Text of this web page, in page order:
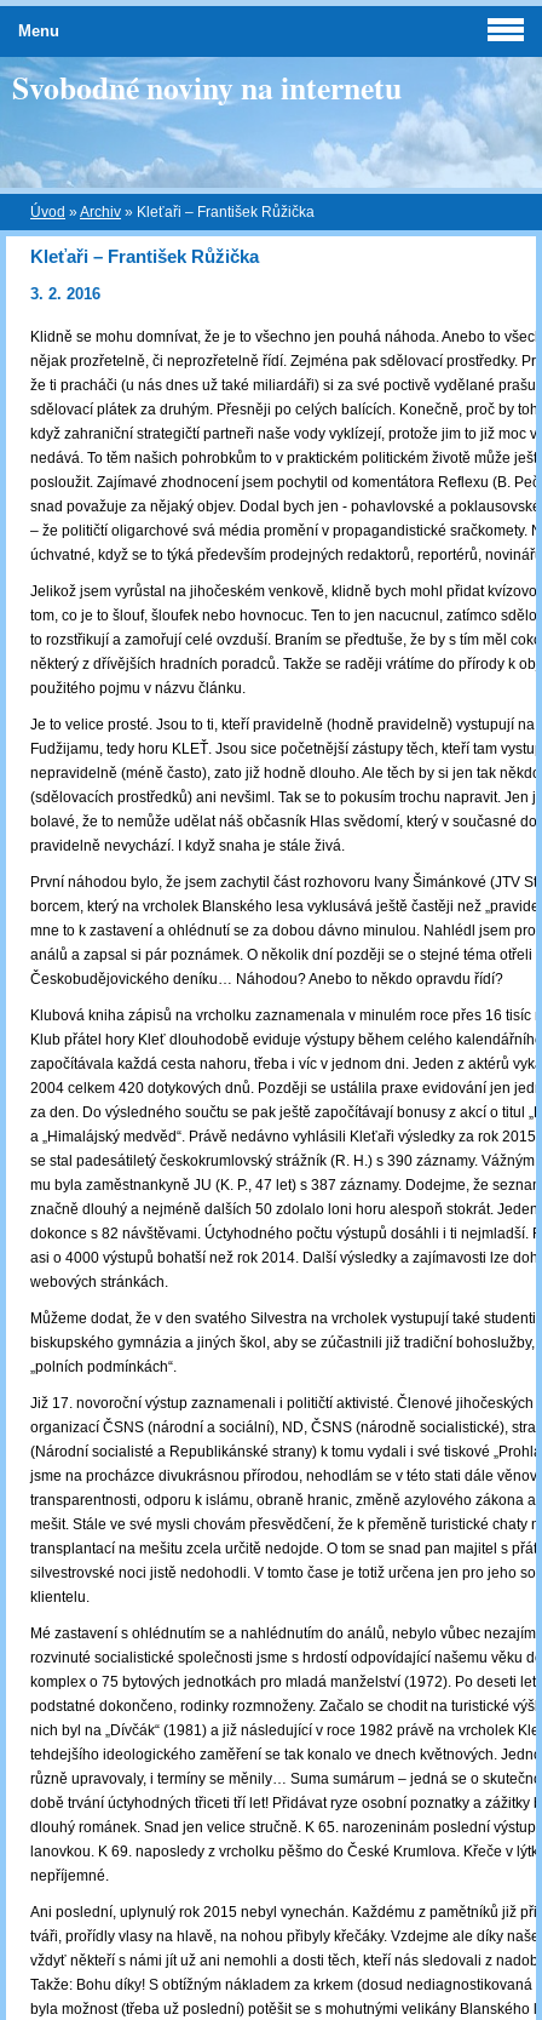
Svobodné noviny na internetu
Úvod »Archiv » Kleťaři – František Růžička
Kleťaři – František Růžička
3. 2. 2016
Klidně se mohu domnívat, že je to všechno jen pouhá náhoda. Anebo to
nějak prozřetelně, či neprozřetelně řídí. Zejména pak sdělovací prostředky.
že ti pracháči (u nás dnes už také miliardáři) si za své poctivě vydělané
sdělovací plátek za druhým. Přesněji po celých balících. Konečně, proč by
když zahraniční strategičtí partneři naše vody vyklízejí, protože jim to již moc
nedává. To těm našich pohrobkům to v praktickém politickém životě může
posloužit. Zajímavé zhodnocení jsem pochytil od komentátora Reflexu (B.
snad považuje za nějaký objev. Dodal bych jen - pohavlovské a
– že političtí oligarchové svá média promění v propagandistické sračkomety.
úchvatné, když se to týká především prodejných redaktorů, reportérů,
Jelikož jsem vyrůstal na jihočeském venkově, klidně bych mohl přidat
tom, co je to šlouf, šloufek nebo hovnocuc. Ten to jen nacucnul, zatímco
to rozstřikují a zamořují celé ovzduší. Braním se předtuše, že by s tím měl
některý z dřívějších hradních poradců. Takže se raději vrátíme do přírody k
použitého pojmu v názvu článku.
Je to velice prosté. Jsou to ti, kteří pravidelně (hodně pravidelně) vystupují na
Fudžijamu, tedy horu KLEŤ. Jsou sice početnější zástupy těch, kteří tam
nepravidelně (méně často), zato již hodně dlouho. Ale těch by si jen tak
(sdělovacích prostředků) ani nevšiml. Tak se to pokusím trochu napravit. Jen
bolavé, že to nemůže udělat náš občasník Hlas svědomí, který v současné
pravidelně nevychází. I když snaha je stále živá.
První náhodou bylo, že jsem zachytil část rozhovoru Ivany Šimánkové (JTV
borcem, který na vrcholek Blanského lesa vyklusává ještě častěji než
mne to k zastavení a ohlédnutí se za dobou dávno minulou. Nahlédl jsem
análů a zapsal si pár poznámek. O několik dní později se o stejné téma otřeli
Českobudějovického deníku… Náhodou? Anebo to někdo opravdu řídí?
Klubová kniha zápisů na vrcholku zaznamenala v minulém roce přes 16 tisíc
Klub přátel hory Kleť dlouhodobě eviduje výstupy během celého
započítávala každá cesta nahoru, třeba i víc v jednom dni. Jeden z aktérů
2004 celkem 420 dotykových dnů. Později se ustálila praxe evidování jen
za den. Do výsledného součtu se pak ještě započítávají bonusy z akcí o titul
a „Himalájský medvěd“. Právě nedávno vyhlásili Kleťaři výsledky za rok
se stal padesátiletý českokrumlovský strážník (R. H.) s 390 záznamy. Vážným
mu byla zaměstnankyně JU (K. P., 47 let) s 387 záznamy. Dodejme, že
značně dlouhý a nejméně dalších 50 zdolalo loni horu alespoň stokrát. Jeden
dokonce s 82 návštěvami. Úctyhodného počtu výstupů dosáhli i ti nejmladší.
asi o 4000 výstupů bohatší než rok 2014. Další výsledky a zajímavosti lze
webových stránkách.
Můžeme dodat, že v den svatého Silvestra na vrcholek vystupují také studenti
biskupského gymnázia a jiných škol, aby se zúčastnili již tradiční bohoslužby,
„polních podmínkách“.
Již 17. novoroční výstup zaznamenali i političtí aktivisté. Členové jihočeských
organizací ČSNS (národní a sociální), ND, ČSNS (národně socialistické),
(Národní socialisté a Republikánské strany) k tomu vydali i své tiskové
jsme na procházce divukrásnou přírodou, nehodlám se v této stati dále
transparentnosti, odporu k islámu, obraně hranic, změně azylového zákona
mešit. Stále ve své mysli chovám přesvědčení, že k přeměně turistické chaty
transplantací na mešitu zcela určitě nedojde. O tom se snad pan majitel s
silvestrovské noci jistě nedohodli. V tomto čase je totiž určena jen pro jeho
klientelu.
Mé zastavení s ohlédnutím se a nahlédnutím do análů, nebylo vůbec
rozvinuté socialistické společnosti jsme s hrdostí odpovídající našemu věku
komplex o 75 bytových jednotkách pro mladá manželství (1972). Po deseti
podstatné dokončeno, rodinky rozmnoženy. Začalo se chodit na turistické
nich byl na „Dívčák“ (1981) a již následující v roce 1982 právě na vrcholek
tehdejšího ideologického zaměření se tak konalo ve dnech květnových.
různě upravovaly, i termíny se měnily… Suma sumárum ‒ jedná se o
době trvání úctyhodných třiceti tří let! Přidávat ryze osobní poznatky a zážitky
dlouhý románek. Snad jen velice stručně. K 65. narozeninám poslední výstup
lanovkou. K 69. naposledy z vrcholku pěšmo do České Krumlova. Křeče v
nepříjemné.
Ani poslední, uplynulý rok 2015 nebyl vynechán. Každému z pamětníků již
tváři, prořídly vlasy na hlavě, na nohou přibyly křečáky. Vzdejme ale díky
vždyť někteří s námi jít už ani nemohli a dosti těch, kteří nás sledovali z
Takže: Bohu díky! S obtížným nákladem za krkem (dosud nediagnostikovaná
byla možnost (třeba už poslední) potěšit se s mohutnými velikány Blanského
Menu